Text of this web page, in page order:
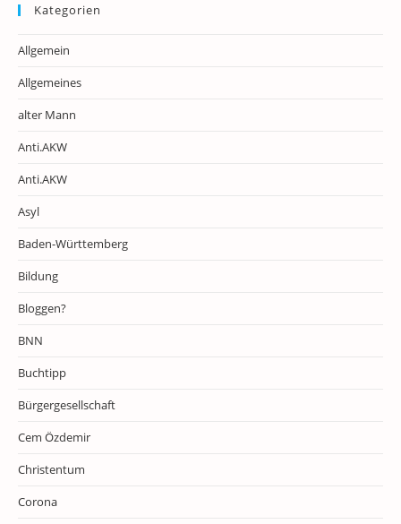
Kategorien
Allgemein
Allgemeines
alter Mann
Anti.AKW
Anti.AKW
Asyl
Baden-Württemberg
Bildung
Bloggen?
BNN
Buchtipp
Bürgergesellschaft
Cem Özdemir
Christentum
Corona